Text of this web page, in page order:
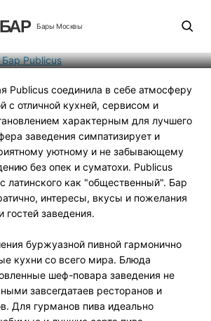
БАР Бары Москвы
Publicus
Publicus соединила в себе атмосферу
с отличной кухней, сервисом и
характерным для лучшего
заведения симпатизирует и
уютному и не забывающему
без опек и суматохи. Publicus
латинского как "общественный". Бар
интересы, вкусы и пожелания
гостей заведения.
буржуазной пивной гармонично
кухни со всего мира. Блюда
шеф-повара заведения не
завсегдатаев ресторанов и
Для гурманов пива идеально